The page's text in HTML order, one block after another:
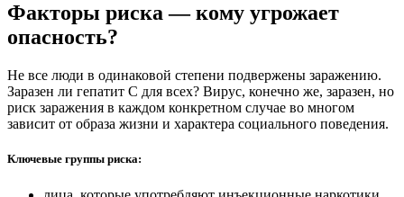
Факторы риска — кому угрожает
опасность?
Не все люди в одинаковой степени подвержены заражению.
Заразен ли гепатит С для всех? Вирус, конечно же, заразен, но
риск заражения в каждом конкретном случае во многом
зависит от образа жизни и характера социального поведения.
Ключевые группы риска: